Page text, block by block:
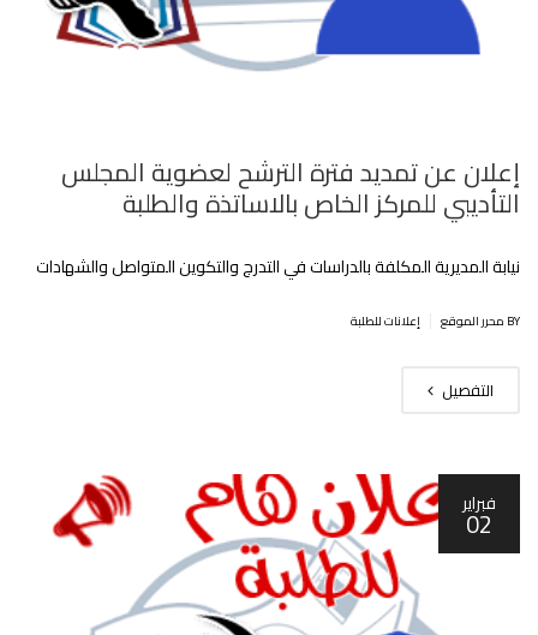
إعلان عن تمديد فترة الترشح لعضوية المجلس
التأديبي للمركز الخاص بالاساتذة والطلبة
نيابة المديرية المكلفة بالدراسات في التدرج والتكوين المتواصل والشهادات
BY محرر الموقع إعلانات للطلبة
التفصيل
فبراير
02